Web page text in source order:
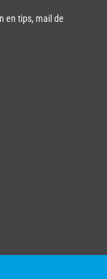
en tips, mail de